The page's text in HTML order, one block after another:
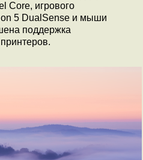
Core, игрового
5 DualSense и мыши
поддержка